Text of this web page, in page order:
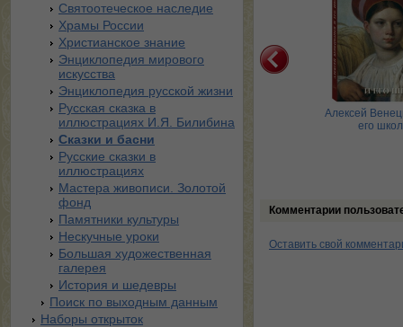
Святоотеческое наследие
Храмы России
Христианское знание
Энциклопедия мирового
искусства
Энциклопедия русской жизни
Русская сказка в
иллюстрациях И.Я. Билибина
Сказки и басни
Русские сказки в
иллюстрациях
Мастера живописи. Золотой
фонд
Памятники культуры
Нескучные уроки
Большая художественная
галерея
История и шедевры
Поиск по выходным данным
Наборы открыток
Великие
полотна
Импрессионизм. Пейзаж.
Великие полотна
Алексей
его
Комментарии
Оставить свой